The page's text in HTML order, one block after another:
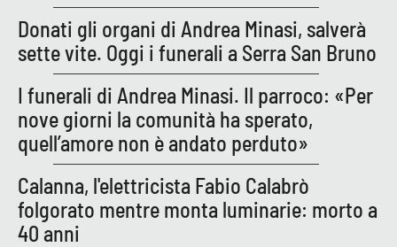
Venti di comunicazione
STREAMING
LaC TV
LaC Network
LaC OnAir
Donati gli organi di Andrea Minasi, salverà
sette vite. Oggi i funerali a Serra San Bruno
I funerali di Andrea Minasi. Il parroco: «Per
nove giorni la comunità ha sperato,
quell’amore non è andato perduto»
Calanna, l'elettricista Fabio Calabrò
folgorato mentre monta luminarie: morto a
40 anni